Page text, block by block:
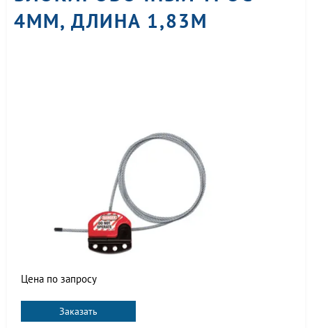
4ММ, ДЛИНА 1,83М
Цена по запросу
Заказать